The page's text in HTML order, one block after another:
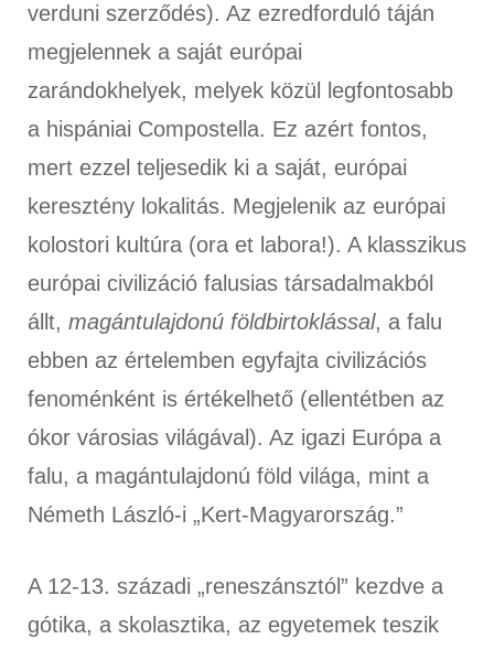
verduni szerződés). Az ezredforduló táján
megjelennek a saját európai
zarándokhelyek, melyek közül legfontosabb
a hispániai Compostella. Ez azért fontos,
mert ezzel teljesedik ki a saját, európai
keresztény lokalitás. Megjelenik az európai
kolostori kultúra (ora et labora!). A klasszikus
európai civilizáció falusias társadalmakból
állt, magántulajdonú földbirtoklással, a falu
ebben az értelemben egyfajta civilizációs
fenoménként is értékelhető (ellentétben az
ókor városias világával). Az igazi Európa a
falu, a magántulajdonú föld világa, mint a
Németh László-i „Kert-Magyarország.”
A 12-13. századi „reneszánsztól” kezdve a
gótika, a skolasztika, az egyetemek teszik